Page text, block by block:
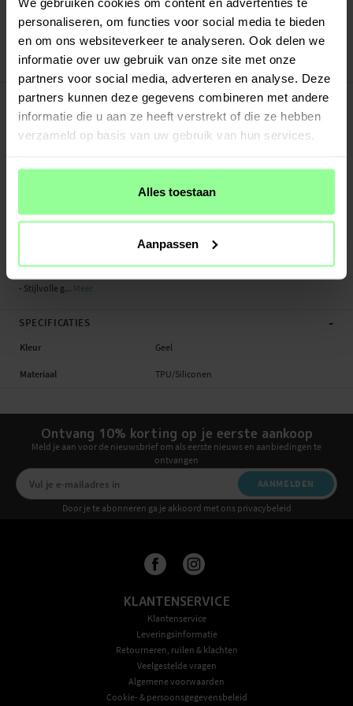
personaliseren, om functies voor social media te bieden
en om ons websiteverkeer te analyseren. Ook delen we
informatie over uw gebruik van onze site met onze
partners voor social media, adverteren en analyse. Deze
partners kunnen deze gegevens combineren met andere
informatie die u aan ze heeft verstrekt of die ze hebben
verzameld op basis van uw gebruik van hun services.
Alles toestaan
Aanpassen
Veilig betalen met Klarna of Paypal
30 dagen retourrecht
Art number:49692
PRODUCTBESCHRIJVING
Flexibel siliconen bandje voor Garmin Vivoactive 5. Deze armband is gemaakt
van duurzaam, slijtvast siliconen zodat het lang mee gaat. De geribbelde
comfortabel dag en nacht kunt dragen.
van de magneetsluiting, hierdoor past hij altijd perfect om je pols. Dit
je hem makkelijk en snel kunt omwisselen met je huidige bandje.
- Stijlvolle g... Meer
SPECIFICATIES -
Kleur Geel
Materiaal TPU/Siliconen
Ontvang 10% korting op je eerste aankoop
Meld je aan voor de nieuwsbrief om als eerste nieuws en aanbiedingen te
ontvangen
AANMELDEN
Door je te abonneren ga je akkoord met ons privacybeleid
KLANTENSERVICE
Klantenservice
Leveringsinformatie
Retourneren, ruilen & klachten
Veelgestelde vragen
Algemene voorwaarden
Cookie- & persoonsgegevensbeleid